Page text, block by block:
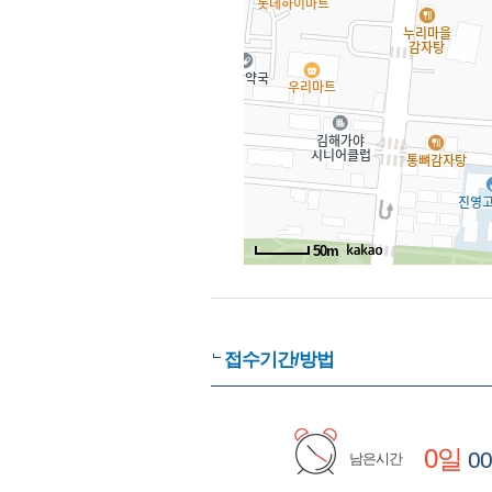
50m
접수기간/방법
남은시간 0일